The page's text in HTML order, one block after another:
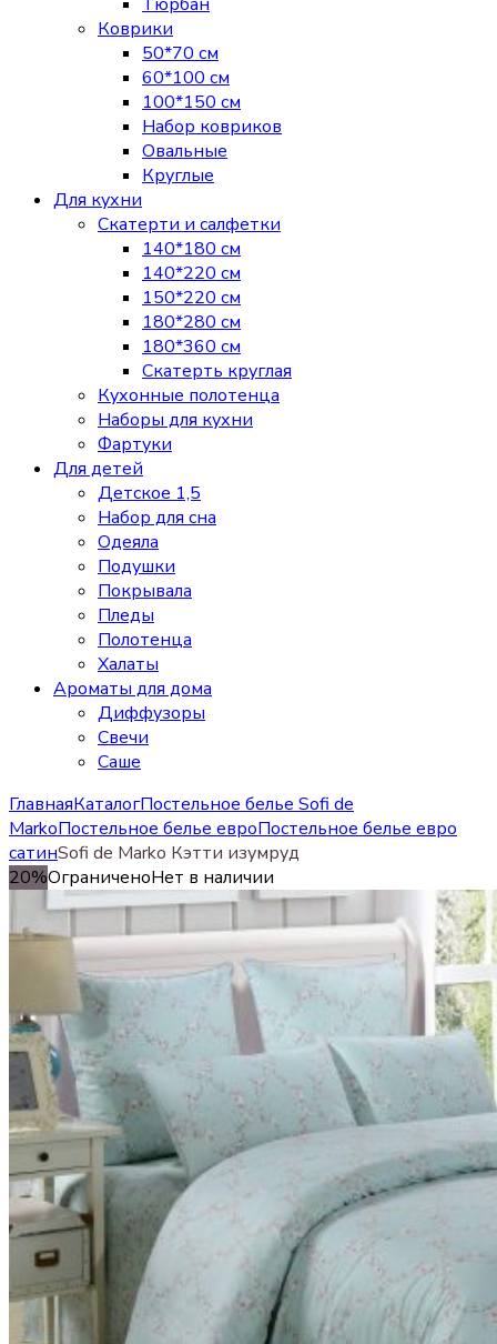
Коврики
50*70 см
60*100 см
100*150 см
Набор ковриков
Овальные
Круглые
Для кухни
Скатерти и салфетки
140*180 см
140*220 см
150*220 см
180*280 см
180*360 см
Скатерть круглая
Кухонные полотенца
Наборы для кухни
Фартуки
Для детей
Детское 1,5
Набор для сна
Одеяла
Подушки
Покрывала
Пледы
Полотенца
Халаты
Ароматы для дома
Диффузоры
Свечи
Cаше
ГлавнаяКаталогПостельное белье Sofi de
MarkoПостельное белье евроПостельное белье евро
сатинSofi de Marko Кэтти изумруд
20%ОграниченоНет в наличии